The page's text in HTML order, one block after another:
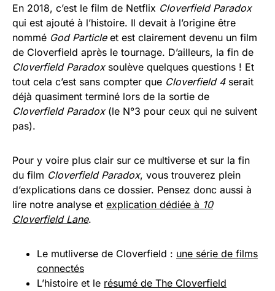
En 2018, c’est le film de Netflix Cloverfield Paradox
qui est ajouté à l’histoire. Il devait à l’origine être
nommé God Particleet est clairement devenu un film
de Cloverfield après le tournage. D’ailleurs, la fin de
Cloverfield Paradoxsoulève quelques questions ! Et
tout cela c’est sans compter que Cloverfield 4serait
déjà quasiment terminé lors de la sortie de
Cloverfield Paradox(le N°3 pour ceux qui ne suivent
pas).
Pour y voire plus clair sur ce multiverse et sur la fin
du film Cloverfield Paradox, vous trouverez plein
d’explications dans ce dossier. Pensez donc aussi à
lire notre analyse et explication dédiée à 10
Cloverfield Lane.
Le mutliverse de Cloverfield : une série de films
connectés
L’histoire et le résumé de The Cloverfield